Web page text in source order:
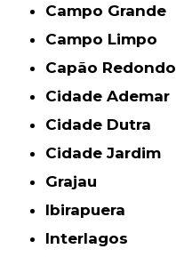
Campo Grande
Campo Limpo
Capão Redondo
Cidade Ademar
Cidade Dutra
Cidade Jardim
Grajau
Ibirapuera
Interlagos